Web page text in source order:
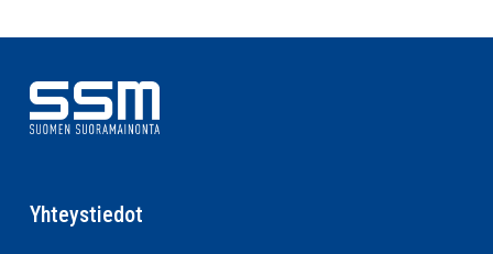
Yhteystiedot